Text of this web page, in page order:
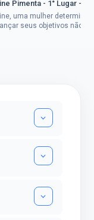
Pimenta - 1° Lugar -
uma mulher
seus objetivos não